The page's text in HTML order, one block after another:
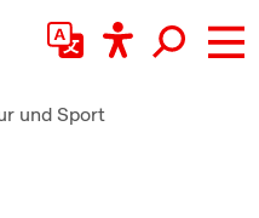
und Sport